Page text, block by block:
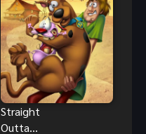
Straight
Outta